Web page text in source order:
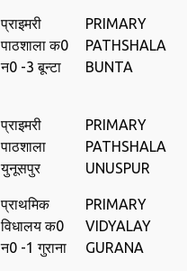
प्राइमरी
पाठशाला क0
न0 -3 बून्‍टा
PRIMARY
PATHSHALA
BUNTA
प्राइमरी
पाठशाला
युनूसपुर
PRIMARY
PATHSHALA
UNUSPUR
प्राथमिक
विधालय क0
न0 -1 गुराना
PRIMARY
VIDYALAY
GURANA